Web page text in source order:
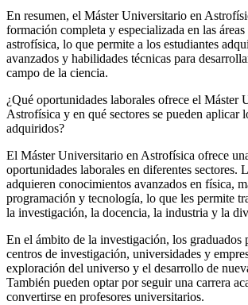
En resumen, el Máster Universitario en
formación completa y especializada en las
astrofísica, lo que permite a los estudiantes
avanzados y habilidades técnicas para
campo de la ciencia.
¿Qué oportunidades laborales ofrece el Máster
Astrofísica y en qué sectores se pueden aplicar
adquiridos?
El Máster Universitario en Astrofísica ofrece
oportunidades laborales en diferentes sectores.
adquieren conocimientos avanzados en física,
programación y tecnología, lo que les permite
la investigación, la docencia, la industria y la
En el ámbito de la investigación, los graduados
centros de investigación, universidades y
exploración del universo y el desarrollo de
También pueden optar por seguir una carrera
convertirse en profesores universitarios.